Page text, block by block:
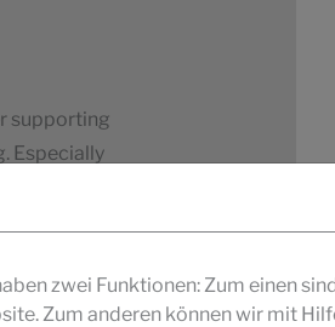
supporting
Especially
zwei Funktionen: Zum einen
Zum anderen können wir mit